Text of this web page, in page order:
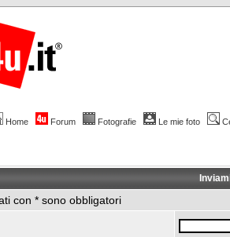
Home Forum Fotografie Le mie foto
con * sono obbligatori